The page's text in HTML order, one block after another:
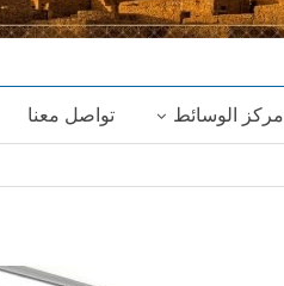
مركز الوسائط تواصل معنا